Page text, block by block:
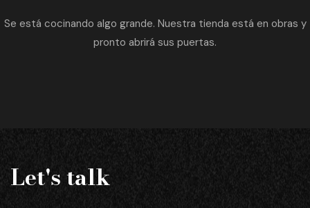
Se está cocinando algo grande. Nuestra tienda está en obras y
pronto abrirá sus puertas.
Let's talk